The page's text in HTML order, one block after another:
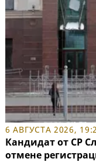
6 АВГУСТА 2026,
Кандидат от СР
отмене